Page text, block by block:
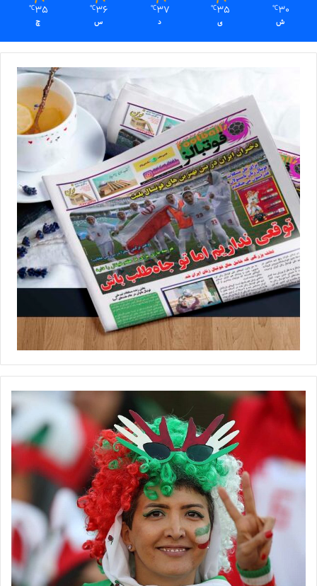
برگزاری تمرین بدنسازی ملی‌پوشان فوتبال زنان در سالن پک
با فوتبالز همراه شوید
◾️فوتبالز را در اینستاگرام دنبال کنید ◾️ footballs.women@
30
℃
ش
35
℃
ی
37
℃
د
36
℃
س
35
℃
چ